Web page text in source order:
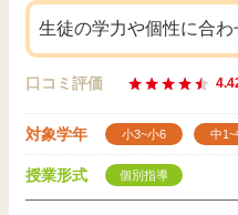
生徒の学力や個性に合
口コミ評価
対象学年 小3~小6 中1~
授業形式 個別指導